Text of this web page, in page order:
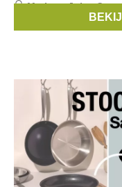
Merken:Juicy